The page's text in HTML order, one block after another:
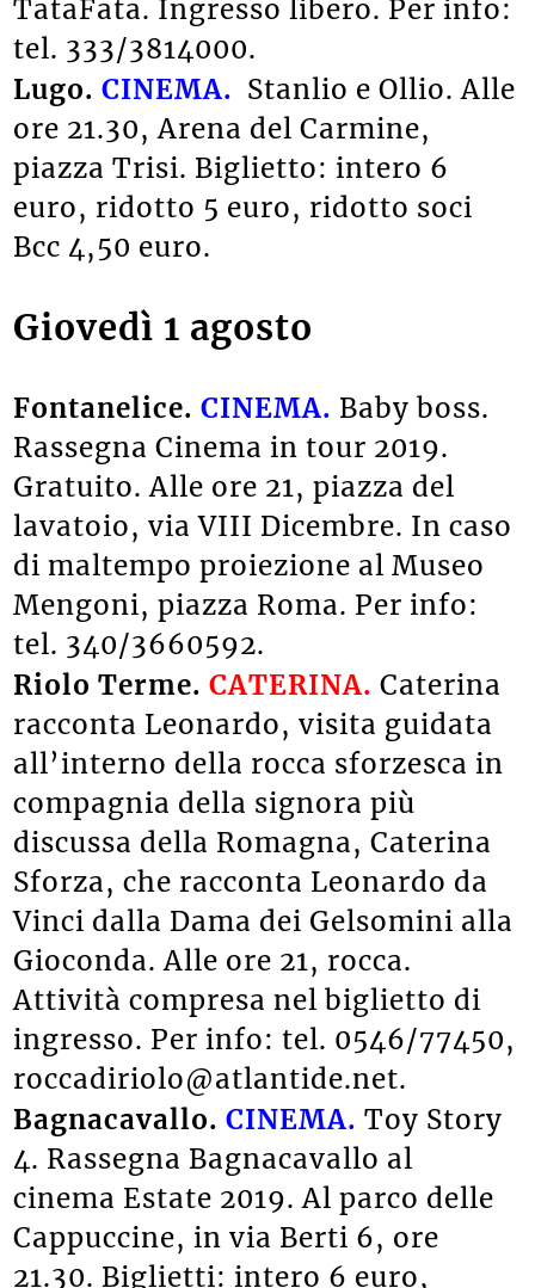
TataFata. Ingresso libero. Per info:
tel. 333/3814000.
Lugo.CINEMA. Stanlio e Ollio. Alle
ore 21.30, Arena del Carmine,
piazza Trisi. Biglietto: intero 6
euro, ridotto 5 euro, ridotto soci
Bcc 4,50 euro.
Giovedì 1 agosto
Fontanelice.CINEMA. Baby boss.
Rassegna Cinema in tour 2019.
Gratuito. Alle ore 21, piazza del
lavatoio, via VIII Dicembre. In caso
di maltempo proiezione al Museo
Mengoni, piazza Roma. Per info:
tel. 340/3660592.
Riolo Terme.CATERINA.Caterina
racconta Leonardo, visita guidata
all’interno della rocca sforzesca in
compagnia della signora più
discussa della Romagna, Caterina
Sforza, che racconta Leonardo da
Vinci dalla Dama dei Gelsomini alla
Gioconda. Alle ore 21, rocca.
Attività compresa nel biglietto di
ingresso. Per info: tel. 0546/77450,
roccadiriolo@atlantide.net.
Bagnacavallo.CINEMA. Toy Story
4. Rassegna Bagnacavallo al
cinema Estate 2019. Al parco delle
Cappuccine, in via Berti 6, ore
21.30. Biglietti: intero 6 euro,